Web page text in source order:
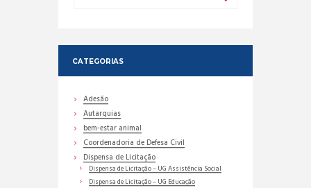
CATEGORIAS
Adesão
Autarquias
bem-estar animal
Coordenadoria de Defesa Civil
Dispensa de Licitação
Dispensa de Licitação – UG Assistência Social
Dispensa de Licitação – UG Educação